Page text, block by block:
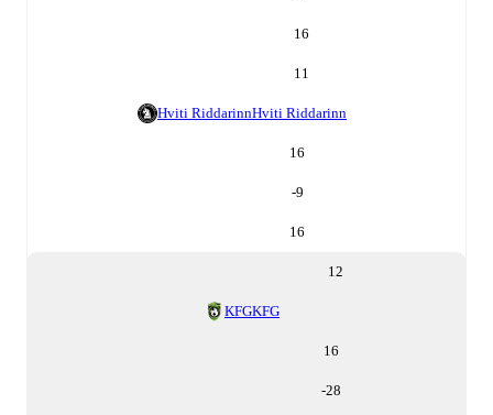
16
11
Hviti RiddarinnHviti Riddarinn
16
-9
16
12
KFGKFG
16
-28